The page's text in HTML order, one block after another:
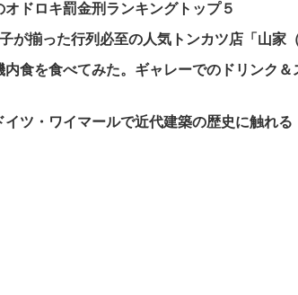
ドロキ罰金刑ランキングトップ５
が揃った行列必至の人気トンカツ店「山家
内食を食べてみた。ギャレーでのドリンク
ツ・ワイマールで近代建築の歴史に触れる